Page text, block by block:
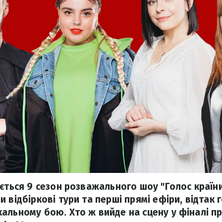
9 сезон розважального шоу "Голос
тури та перші прямі ефіри, відтак
бою. Хто ж вийде на сцену у фіналі